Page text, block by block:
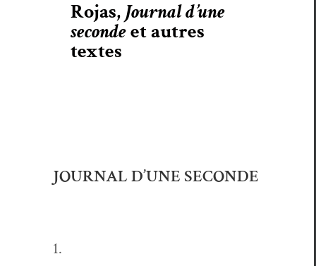
Rojas,Journal d’une
secondeet autres
textes
JOURNAL D’UNE SECONDE
1.